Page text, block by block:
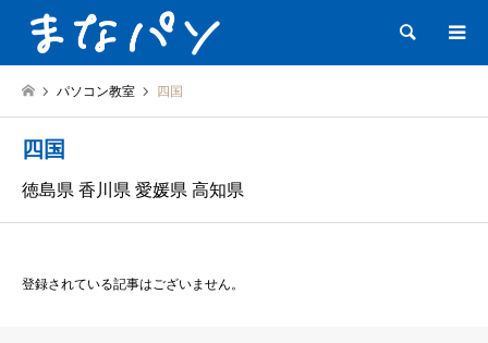
検索
パソコン教室 四国
四国
徳島県 香川県 愛媛県 高知県
登録されている記事はございません。